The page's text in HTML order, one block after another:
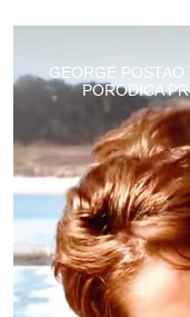
GEORGE
PORODICA